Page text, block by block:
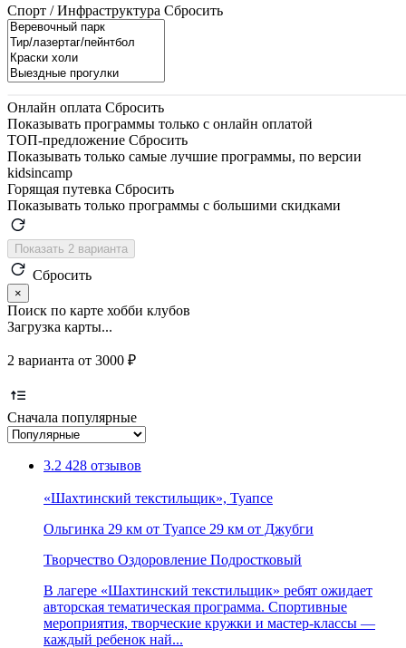
Спорт / Инфраструктура Сбросить
Онлайн оплата Сбросить
Показывать программы только с онлайн оплатой
ТОП-предложение Сбросить
Показывать только самые лучшие программы, по версии
kidsincamp
Горящая путевка Сбросить
Показывать только программы с большими скидками
Показать 2 варианта
Сбросить
×
Поиск по карте хобби клубов
Загрузка карты...
2 варианта от 3000 ₽
Сначала популярные
3.2 428 отзывов
«Шахтинский текстильщик», Туапсе
Ольгинка 29 км от Туапсе 29 км от Джубги
Творчество Оздоровление Подростковый
В лагере «Шахтинский текстильщик» ребят ожидает
авторская тематическая программа. Спортивные
мероприятия, творческие кружки и мастер-классы —
каждый ребенок най...